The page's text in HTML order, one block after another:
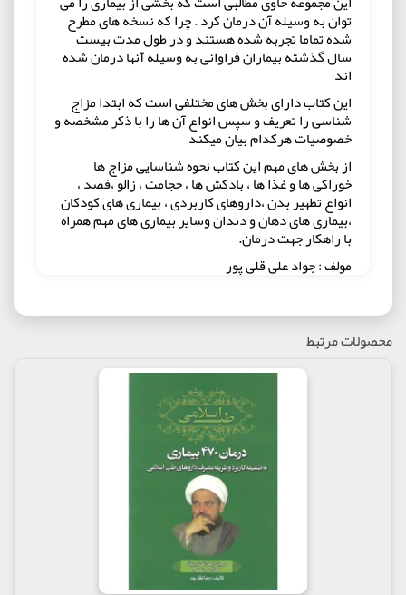
توان به وسيله آن درمان كرد . چرا كه نسخه های مطرح
شده تماما تجربه شده هستند و در طول مدت بيست
سال گذشته بيماران فراوانی به وسيله آنها درمان شده
اند
اين كتاب دارای بخش های مختلفی است كه ابتدا مزاج
شناسی را تعريف و سپس انواع آن ها را با ذكر مشخصه و
خصوصيات هركدام بيان ميكند
از بخش های مهم اين كتاب نحوه شناسايی مزاج ها
خوراكی ها و غذا ها ، بادكش ها ، حجامت ، زالو ،فصد ،
انواع تطهير بدن ،داروهای كاربردی ، بيماری های كودكان
،‌بيماری های دهان و دندان وساير بيماری های مهم همراه
با راهكار جهت درمان.
مولف : جواد علی قلی پور
محصولات مرتبط